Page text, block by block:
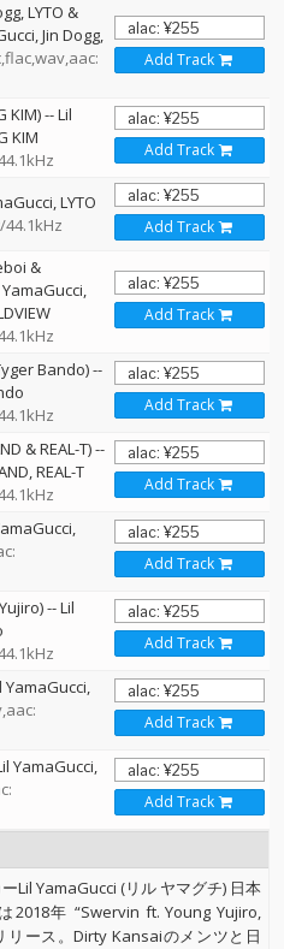
LYTO &
Jin Dogg
Add Track
KIM)--Lil
KIM
Add Track
LYTO
Add Track
&
YamaGucci
Add Track
Bando)--
Add Track
& REAL-T)--
REAL-T
Add Track
Add Track
--Lil
Add Track
YamaGucci
Add Track
YamaGucci
Add Track
Lil YamaGucci (リル ヤマグチ) 日本
年 “Swervin ft. Young Yujiro,
リース。Dirty Kansaiのメンツと日